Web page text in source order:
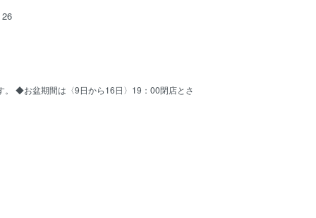
26
。 ◆お盆期間は〈9日から16日〉19：00閉店とさ